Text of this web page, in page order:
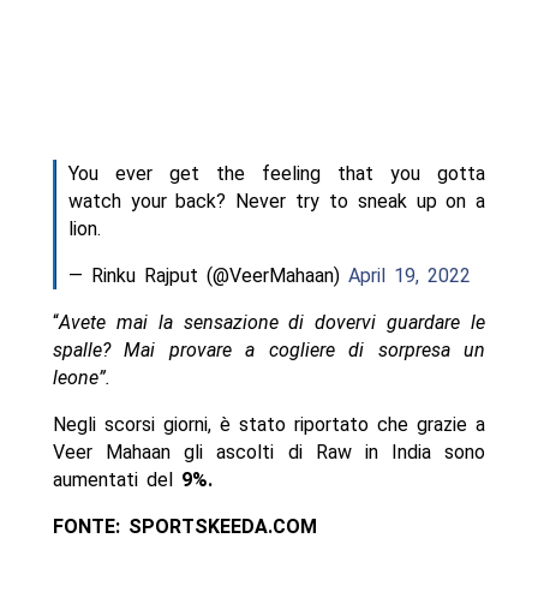
You ever get the feeling that you gotta
watch your back? Never try to sneak up on a
lion.
— Rinku Rajput (@VeerMahaan) April 19, 2022
“Avete mai la sensazione di dovervi guardare le
spalle? Mai provare a cogliere di sorpresa un
leone”.
Negli scorsi giorni, è stato riportato che grazie a
Veer Mahaan gli ascolti di Raw in India sono
aumentati del 9%.
FONTE: SPORTSKEEDA.COM